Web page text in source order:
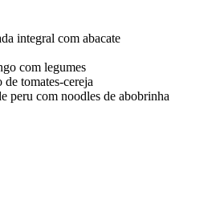
integral com abacate
com legumes
tomates-cereja
peru com noodles de abobrinha